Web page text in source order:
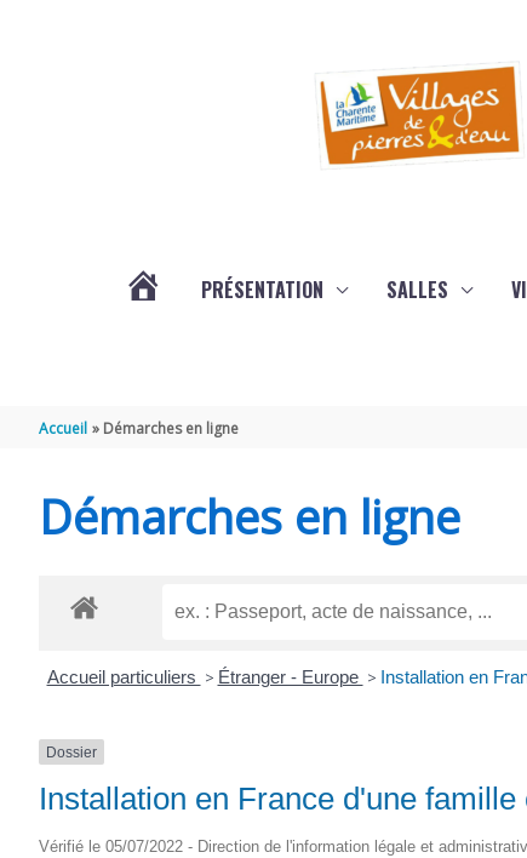
PRÉSENTATION SALLES
Accueil Démarches en ligne
Démarches en ligne
Accueil particuliers > Étranger - Europe > Installation en
Dossier
Installation en France d'une famille
Vérifié le 05/07/2022 - Direction de l'information légale et